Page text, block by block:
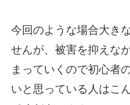
今回のような場合大き
せんが、被害を抑えな
まっていくので初心者
いと思っている人はこ